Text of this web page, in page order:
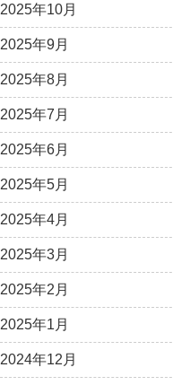
2025年10月
2025年9月
2025年8月
2025年7月
2025年6月
2025年5月
2025年4月
2025年3月
2025年2月
2025年1月
2024年12月